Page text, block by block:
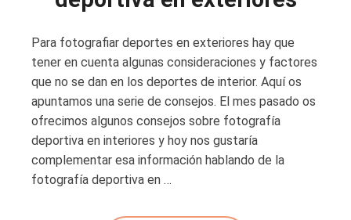
Para fotografiar deportes en exteriores hay que
tener en cuenta algunas consideraciones y factores
que no se dan en los deportes de interior. Aquí os
apuntamos una serie de consejos. El mes pasado os
ofrecimos algunos consejos sobre fotografía
deportiva en interiores y hoy nos gustaría
complementar esa información hablando de la
fotografía deportiva en …